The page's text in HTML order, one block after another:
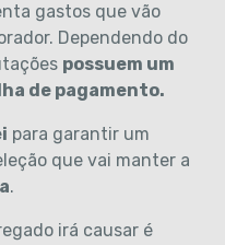
gastos que vão
Dependendo do
possuem um
de pagamento.
para garantir um
que vai manter a
.
irá causar é